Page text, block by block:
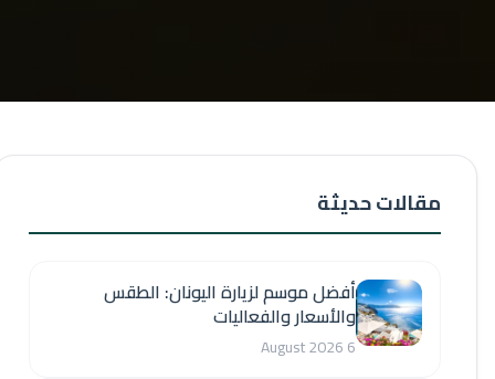
مقالات حديثة
أفضل موسم لزيارة اليونان: الطقس
والأسعار والفعاليات
6 August 2026